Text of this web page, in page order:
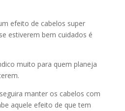
efeito de cabelos super
estiverem bem cuidados é
muito para quem planeja
manter os cabelos com
aquele efeito de que tem